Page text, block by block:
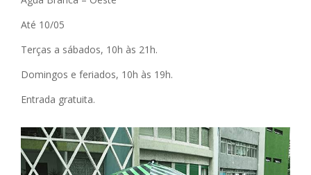
Até 10/05
Terças a sábados, 10h às 21h.
Domingos e feriados, 10h às 19h.
Entrada gratuita.